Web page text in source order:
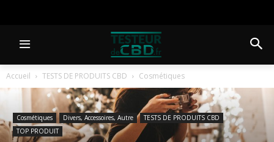
Accueil TESTS DE PRODUITS CBD Cosmétiques
Cosmétiques Divers, Accessoires, Autre
TESTS DE PRODUITS CBD
TOP PRODUIT